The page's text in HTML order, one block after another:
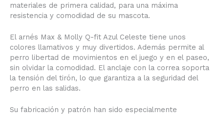
materiales de primera calidad, para una máxima
resistencia y comodidad de su mascota.
El arnés Max & Molly Q-fit Azul Celeste tiene unos
colores llamativos y muy divertidos. Además permite al
perro libertad de movimientos en el juego y en el paseo,
sin olvidar la comodidad. El anclaje con la correa soporta
la tensión del tirón, lo que garantiza a la seguridad del
perro en las salidas.
Su fabricación y patrón han sido especialmente